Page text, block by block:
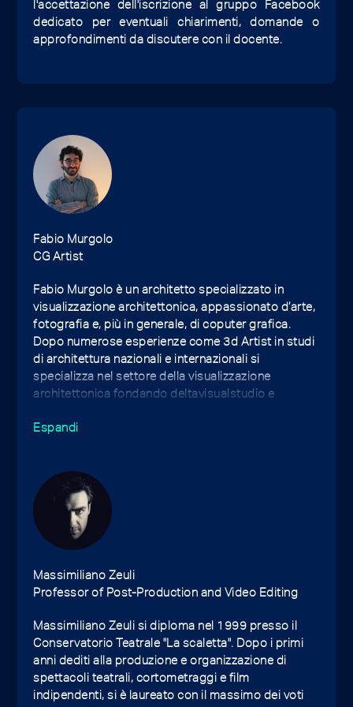
l'accettazione dell'iscrizione al gruppo Facebook
dedicato per eventuali chiarimenti, domande o
approfondimenti da discutere con il docente.
Fabio Murgolo
CG Artist
Fabio Murgolo è un architetto specializzato in
visualizzazione architettonica, appassionato d’arte,
fotografia e, più in generale, di coputer grafica.
Dopo numerose esperienze come 3d Artist in studi
di architettura nazionali e internazionali si
specializza nel settore della visualizzazione
architettonica fondando deltavisualstudio e
visualizzazione Luxigon con sede a Parigi.
Espandi
Massimiliano Zeuli
Professor of Post-Production and Video Editing
Massimiliano Zeuli si diploma nel 1999 presso il
Conservatorio Teatrale "La scaletta". Dopo i primi
anni dediti alla produzione e organizzazione di
spettacoli teatrali, cortometraggi e film
indipendenti, si è laureato con il massimo dei voti